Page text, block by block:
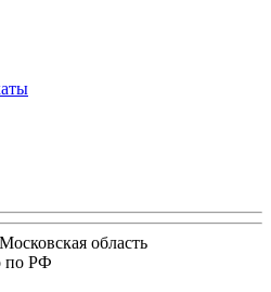
область
по РФ